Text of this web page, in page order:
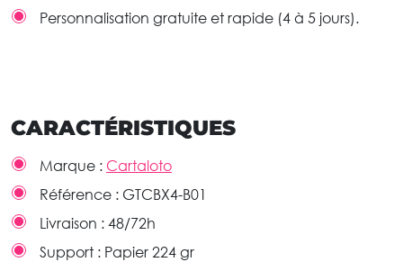
Personnalisation gratuite et rapide (4 à 5 jours).
CARACTÉRISTIQUES
Marque : Cartaloto
Référence : GTCBX4-B01
Livraison : 48/72h
Support : Papier 224 gr